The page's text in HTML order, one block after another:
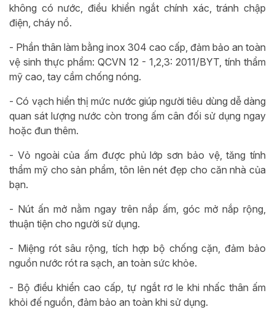
không có nước, điều khiển ngắt chính xác, tránh chập
điện, cháy nổ.
- Phần thân làm bằng inox 304 cao cấp, đảm bảo an toàn
vệ sinh thực phẩm: QCVN 12 - 1,2,3: 2011/BYT, tính thẩm
mỹ cao, tay cầm chống nóng.
- Có vạch hiển thị mức nước giúp người tiêu dùng dễ dàng
quan sát lượng nước còn trong ấm cân đối sử dụng ngay
hoặc đun thêm.
- Vỏ ngoài của ấm được phủ lớp sơn bảo vệ, tăng tính
thẩm mỹ cho sản phẩm, tôn lên nét đẹp cho căn nhà của
bạn.
- Nút ấn mở nằm ngay trên nắp ấm, góc mở nắp rộng,
thuận tiện cho người sử dụng.
- Miệng rót sâu rộng, tích hợp bộ chống cặn, đảm bảo
nguồn nước rót ra sạch, an toàn sức khỏe.
- Bộ điều khiển cao cấp, tự ngắt rơ le khi nhấc thân ấm
khỏi đế nguồn, đảm bảo an toàn khi sử dụng.